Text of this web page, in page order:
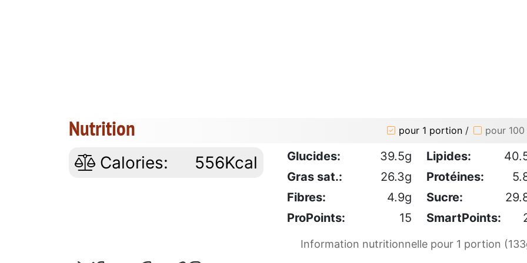
Nutrition pour 1 portion / pour 100
Calories: 556Kcal Glucides: 39.5g Lipides:
Gras sat.:
26.3g Protéines:
Fibres:
4.9g Sucre:
ProPoints:
15 SmartPoints:
Information nutritionnelle pour 1 portion